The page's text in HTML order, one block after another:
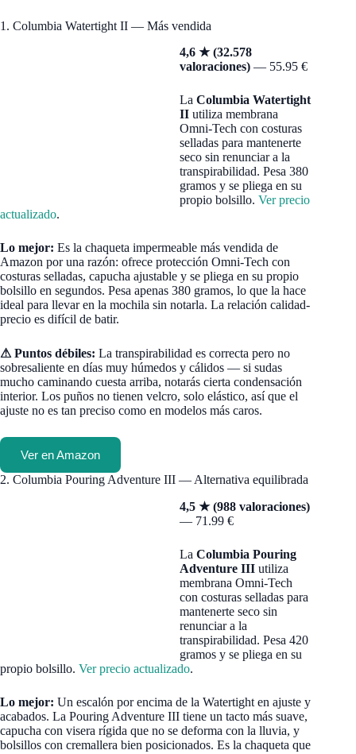
1. Columbia Watertight II — Más vendida
4,6 ★ (32.578
valoraciones) — 55.95 €
LaColumbia Watertight
II utiliza membrana
Omni-Tech con costuras
selladas para mantenerte
seco sin renunciar a la
transpirabilidad. Pesa 380
gramos y se pliega en su
propio bolsillo.Ver precio
actualizado.
Lo mejor: Es la chaqueta impermeable más vendida de
Amazon por una razón: ofrece protección Omni-Tech con
costuras selladas, capucha ajustable y se pliega en su propio
bolsillo en segundos. Pesa apenas 380 gramos, lo que la hace
ideal para llevar en la mochila sin notarla. La relación calidad-
precio es difícil de batir.
⚠ Puntos débiles: La transpirabilidad es correcta pero no
sobresaliente en días muy húmedos y cálidos — si sudas
mucho caminando cuesta arriba, notarás cierta condensación
interior. Los puños no tienen velcro, solo elástico, así que el
ajuste no es tan preciso como en modelos más caros.
Ver en Amazon
2. Columbia Pouring Adventure III — Alternativa equilibrada
4,5 ★ (988 valoraciones)
— 71.99 €
LaColumbia Pouring
Adventure III utiliza
membrana Omni-Tech
con costuras selladas para
mantenerte seco sin
renunciar a la
transpirabilidad. Pesa 420
gramos y se pliega en su
propio bolsillo. Ver precio actualizado.
Lo mejor: Un escalón por encima de la Watertight en ajuste y
acabados. La Pouring Adventure III tiene un tacto más suave,
capucha con visera rígida que no se deforma con la lluvia, y
bolsillos con cremallera bien posicionados. Es la chaqueta que